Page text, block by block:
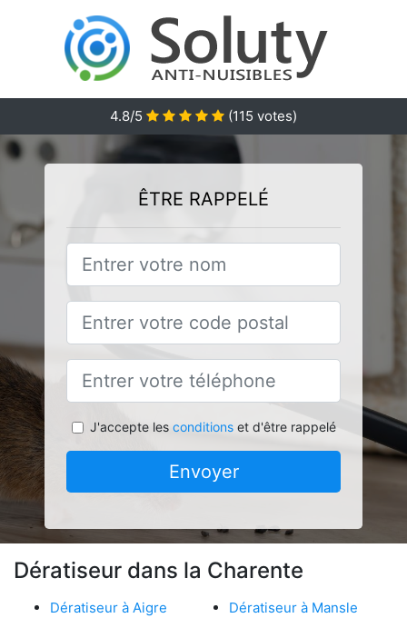
4.8/5 (115 votes)
ÊTRE RAPPELÉ
J'accepte les conditionset d'être rappelé
Envoyer
Dératiseur dans la Charente
Dératiseur à Aigre
Dératiseur à Mansle